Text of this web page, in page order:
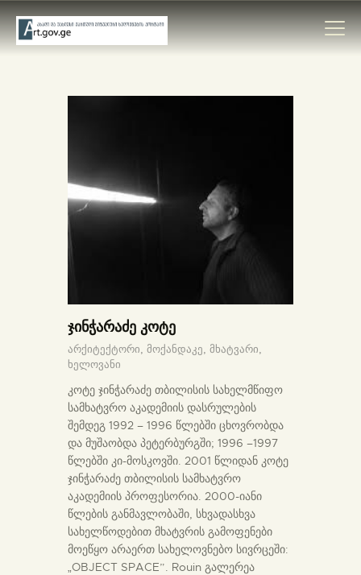
ᲙᲐᲢᲐᲚᲝᲒᲔᲑᲘ
ᲝᲠᲒᲐᲜᲘᲖᲐᲪᲘᲔᲑᲘ
ᲙᲝᲜᲢᲐᲥᲢᲘ
ჯინჭარაძე კოტე
არქიტექტორი, მოქანდაკე, მხატვარი,
ხელოვანი
კოტე ჯინჭარაძე თბილისის სახელმწიფო
სამხატვრო აკადემიის დასრულების
შემდეგ 1992 – 1996 წლებში ცხოვრობდა
და მუშაობდა პეტერბურგში; 1996 –1997
წლებში კი-მოსკოვში. 2001 წლიდან კოტე
ჯინჭარაძე თბილისის სამხატვრო
აკადემიის პროფესორია. 2000-იანი
წლების განმავლობაში, სხვადასხვა
სახელწოდებით მხატვრის გამოფენები
მოეწყო არაერთ სახელოვნებო სივრცეში:
„OBJECT SPACE”. Rouin გალერეა